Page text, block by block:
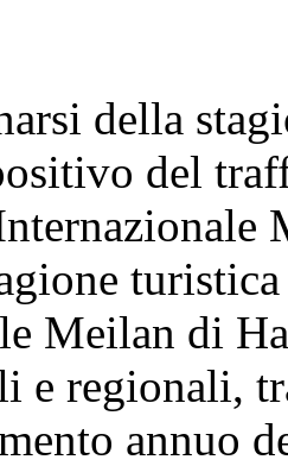
della
del
Meilan di
e regionali,
annuo